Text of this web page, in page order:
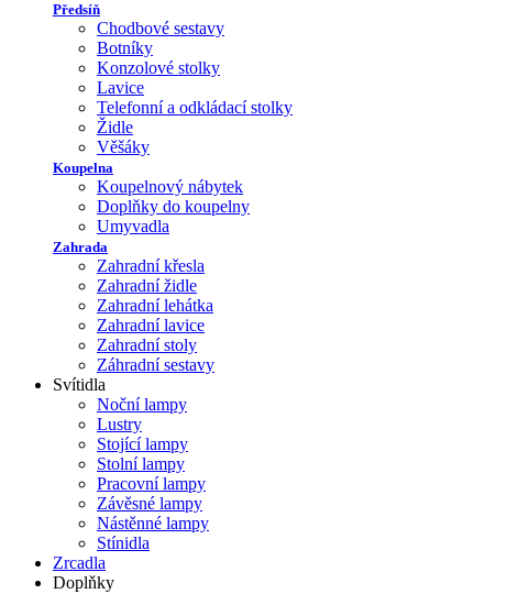
Předsíň
Chodbové sestavy
Botníky
Konzolové stolky
Lavice
Telefonní a odkládací stolky
Židle
Věšáky
Koupelna
Koupelnový nábytek
Doplňky do koupelny
Umyvadla
Zahrada
Zahradní křesla
Zahradní židle
Zahradní lehátka
Zahradní lavice
Zahradní stoly
Záhradní sestavy
Svítidla
Noční lampy
Lustry
Stojící lampy
Stolní lampy
Pracovní lampy
Závěsné lampy
Nástěnné lampy
Stínidla
Zrcadla
Doplňky